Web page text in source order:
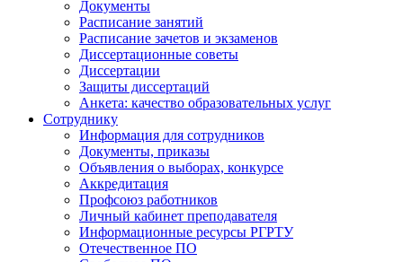
Документы
Расписание занятий
Расписание зачетов и экзаменов
Диссертационные советы
Диссертации
Защиты диссертаций
Анкета: качество образовательных услуг
Сотруднику
Информация для сотрудников
Документы, приказы
Объявления о выборах, конкурсе
Аккредитация
Профсоюз работников
Личный кабинет преподавателя
Информационные ресурсы РГРТУ
Отечественное ПО